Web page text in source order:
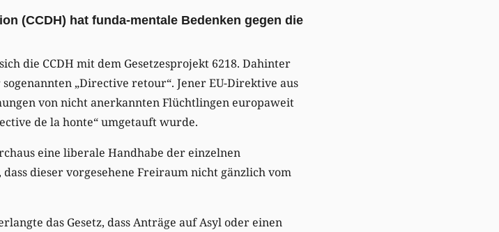
(CCDH) hat funda-mentale Bedenken gegen die
die CCDH mit dem Gesetzesprojekt 6218. Dahinter
„Directive retour“. Jener EU-Direktive aus
von nicht anerkannten Flüchtlingen europaweit
de la honte“ umgetauft wurde.
eine liberale Handhabe der einzelnen
dieser vorgesehene Freiraum nicht gänzlich vom
das Gesetz, dass Anträge auf Asyl oder einen